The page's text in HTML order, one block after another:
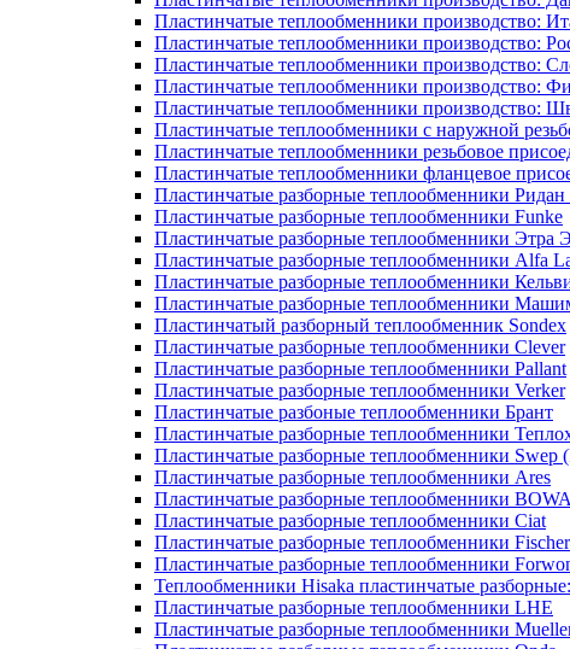
Пластинчатые теплообменники производство:
Пластинчатые теплообменники производство:
Пластинчатые теплообменники производство:
Пластинчатые теплообменники производство:
Пластинчатые теплообменники производство:
Пластинчатые теплообменники с наружной
Пластинчатые теплообменники резьбовое
Пластинчатые теплообменники фланцевое
Пластинчатые разборные теплообменники
Пластинчатые разборные теплообменники Funke
Пластинчатые разборные теплообменники Этра
Пластинчатые разборные теплообменники Alfa
Пластинчатые разборные теплообменники
Пластинчатые разборные теплообменники
Пластинчатый разборный теплообменник Sondex
Пластинчатые разборные теплообменники Clever
Пластинчатые разборные теплообменники Pallant
Пластинчатые разборные теплообменники Verker
Пластинчатые разбоные теплообменники Брант
Пластинчатые разборные теплообменники
Пластинчатые разборные теплообменники Swep
Пластинчатые разборные теплообменники Ares
Пластинчатые разборные теплообменники BOWA
Пластинчатые разборные теплообменники Ciat
Пластинчатые разборные теплообменники Fischer
Пластинчатые разборные теплообменники
Теплообменники Hisaka пластинчатые
Пластинчатые разборные теплообменники LHE
Пластинчатые разборные теплообменники